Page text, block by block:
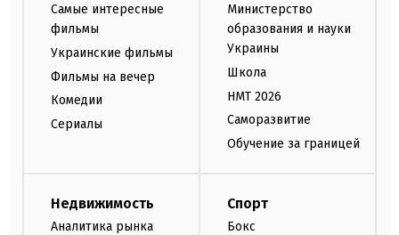
Самые интересные
фильмы
Украинские фильмы
Фильмы на вечер
Комедии
Сериалы
Министерство
образования и науки
Украины
Школа
НМТ 2026
Саморазвитие
Обучение за границей
Недвижимость
Аналитика рынка
Спорт
Бокс